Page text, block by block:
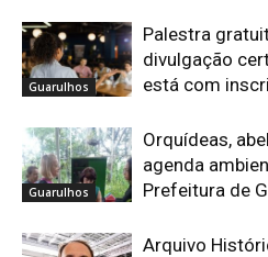
Guarulhos
Palestra
divulgação
está com
Guarulhos
Orquídeas,
agenda
Prefeitura de
Arquivo